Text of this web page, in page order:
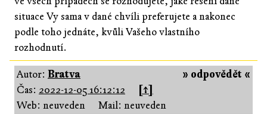
situace Vy sama v dané chvíli preferujete a nakonec
podle toho jednáte, kvůli Vašeho vlastního
rozhodnutí.
» odpovědět «
Autor: Bratva
Čas: 2022-12-05 16:12:12
[↑]
Web: neuveden
Mail: neuveden